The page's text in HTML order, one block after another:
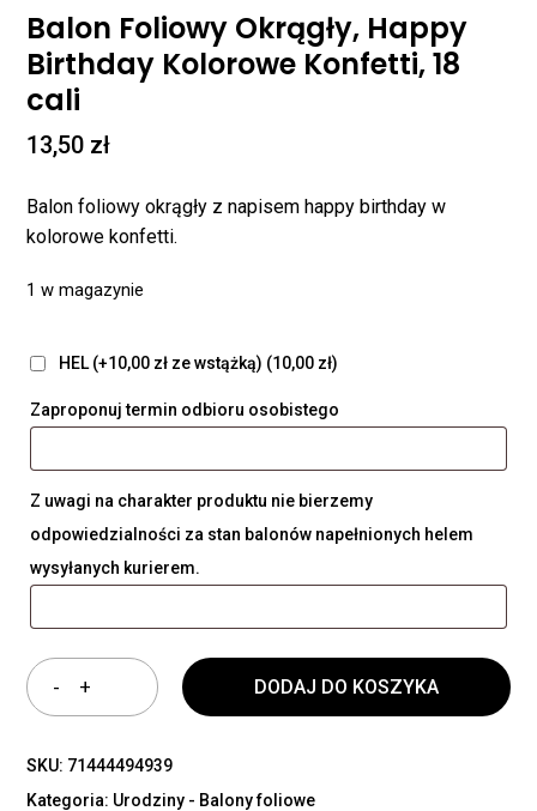
Balon Foliowy Okrągły, Happy
Birthday Kolorowe Konfetti, 18
cali
13,50 zł
Balon foliowy okrągły z napisem happy birthday w
kolorowe konfetti.
1 w magazynie
HEL (+10,00 zł ze wstążką) (10,00 zł)
Zaproponuj termin odbioru osobistego
Z uwagi na charakter produktu nie bierzemy
odpowiedzialności za stan balonów napełnionych helem
wysyłanych kurierem.
DODAJ DO KOSZYKA
SKU: 71444494939
Kategoria: Urodziny - Balony foliowe